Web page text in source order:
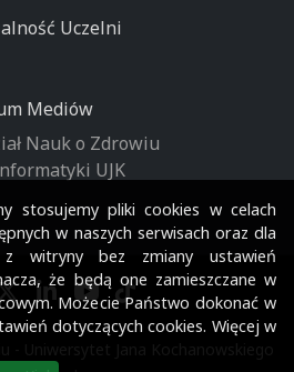
Uczelni
Mediów
Nauk o Zdrowiu
UJK
- Uniwersytet Jana Kochanowskiego
stosujemy pliki cookies w celach
w naszych serwisach oraz dla
z witryny bez zmiany ustawień
że będą one zamieszczane w
Możecie Państwo dokonać w
dotyczących cookies. Więcej w